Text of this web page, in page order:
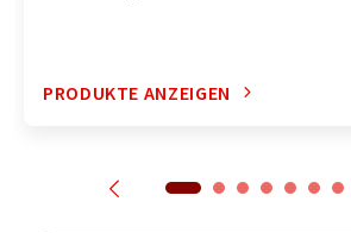
PRODUKTE ANZEIGEN